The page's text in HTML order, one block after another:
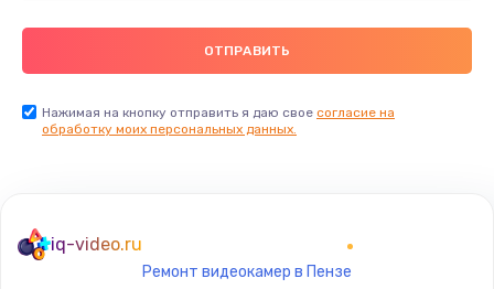
Заказать
Замена термостата
Нажимая на кнопку отправить я даю свое согласие на
обработку моих персональных данных.
iq-video.ru
Ремонт видеокамер в Пензе